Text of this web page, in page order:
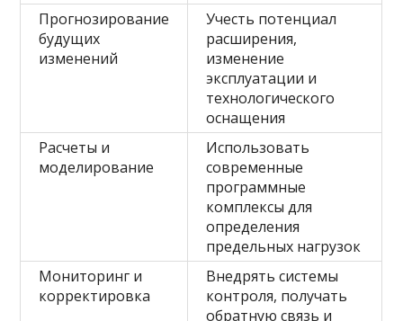
Прогнозирование
будущих
изменений
Учесть потенциал
расширения,
изменение
эксплуатации и
технологического
оснащения
Расчеты и
моделирование
Использовать
современные
программные
комплексы для
определения
предельных нагрузок
Мониторинг и
корректировка
Внедрять системы
контроля, получать
обратную связь и